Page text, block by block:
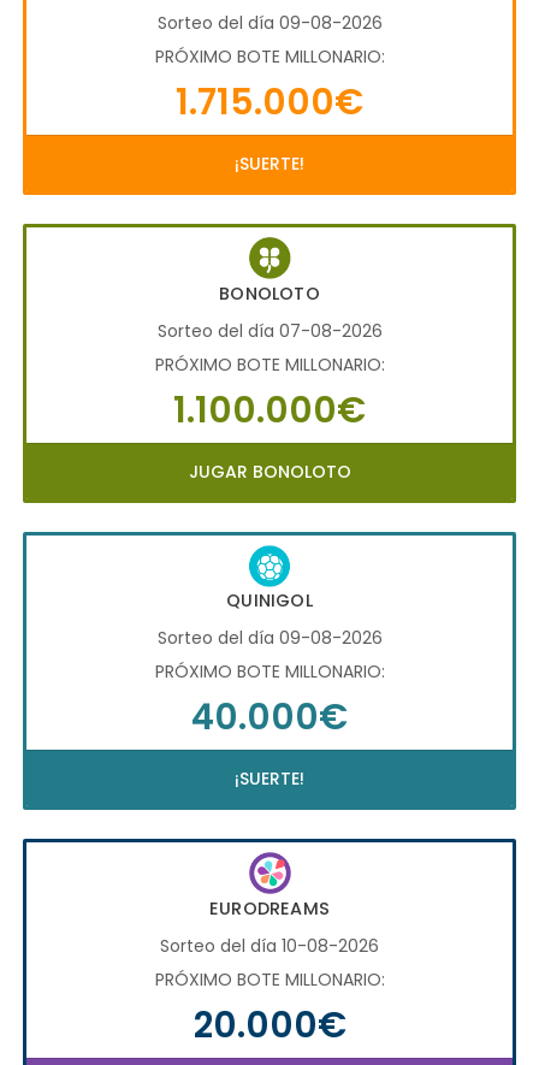
Sorteo del día 09-08-2026
PRÓXIMO BOTE MILLONARIO:
1.715.000€
¡SUERTE!
BONOLOTO
Sorteo del día 07-08-2026
PRÓXIMO BOTE MILLONARIO:
1.100.000€
JUGAR BONOLOTO
QUINIGOL
Sorteo del día 09-08-2026
PRÓXIMO BOTE MILLONARIO:
40.000€
¡SUERTE!
EURODREAMS
Sorteo del día 10-08-2026
PRÓXIMO BOTE MILLONARIO:
20.000€